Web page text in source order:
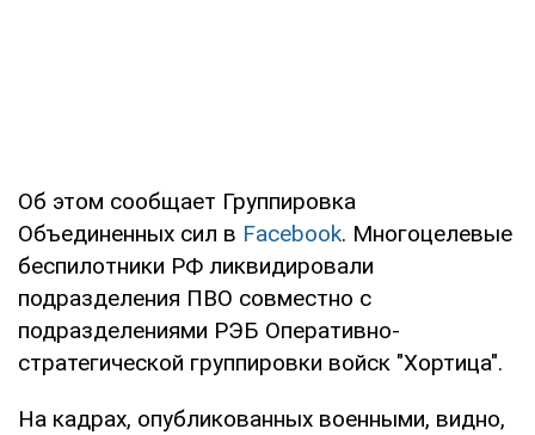
Об этом сообщает Группировка
Объединенных сил в Facebook. Многоцелевые
беспилотники РФ ликвидировали
подразделения ПВО совместно с
подразделениями РЭБ Оперативно-
стратегической группировки войск "Хортица".
На кадрах, опубликованных военными, видно,